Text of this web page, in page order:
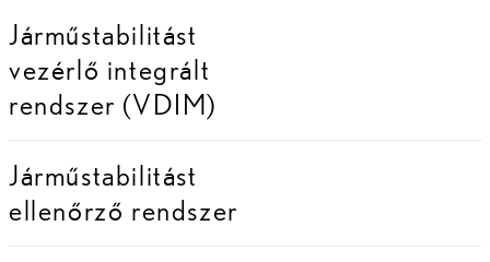
Járműstabilitást
vezérlő integrált
rendszer (VDIM)
Járműstabilitást
ellenőrző rendszer